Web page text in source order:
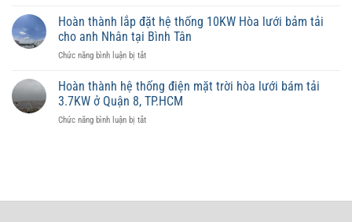
có
lưu
NLMT
phù
hợp
từng
tích
mặt
trời
có
ảnh
đến
giá
trị
tài
Hoàn thành lắp đặt hệ thống 10KW Hòa lưới bảm tải
cho anh Nhân tại Bình Tân
Chức năng bình luận bị tắtở
thành
lắp
đặt
hệ
tải
Hoàn thành hệ thống điện mặt trời hòa lưới bám tải
3.7KW ở Quận 8, TP.HCM
Chức năng bình luận bị tắtở
mặt